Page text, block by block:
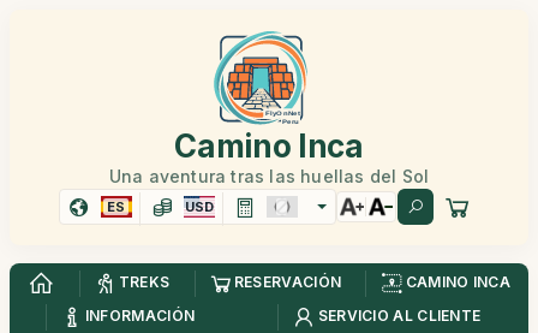
Camino Inca
Una aventura tras las huellas del Sol
ES USD
TREKS RESERVACIÓN
CAMINO INCA
INFORMACIÓN
SERVICIO AL CLIENTE